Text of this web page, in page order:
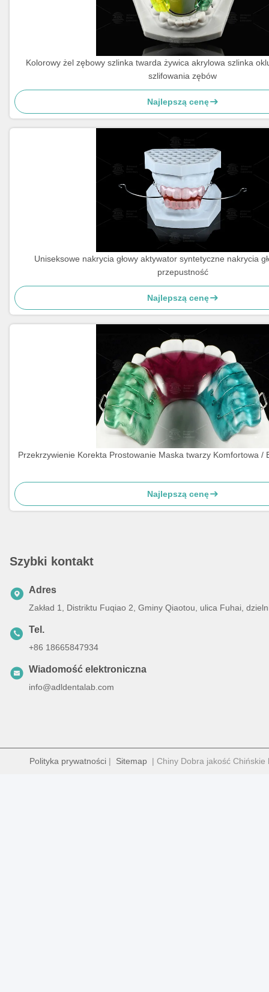
Kolorowy żel zębowy szlinka twarda żywica akrylowa szlinka
szlifowania zębów
Najlepszą cenę
Uniseksowe nakrycia głowy aktywator syntetyczne nakrycia
przepustność
Najlepszą cenę
Przekrzywienie Korekta Prostowanie Maska twarzy Komfortowa /
Najlepszą cenę
Szybki kontakt
Adres
Zakład 1, Distriktu Fuqiao 2, Gminy Qiaotou, ulica Fuhai,
Tel.
+86 18665847934
Wiadomość elektroniczna
info@adldentalab.com
Polityka prywatności | Sitemap | Chiny Dobra jakość